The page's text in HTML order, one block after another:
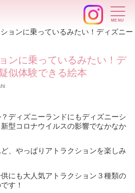
ョンに乗っているみたい！ディズニー
ンに乗っているみたい！デ
似体験できる絵本
ディズニーランドにもディズニーシ
型コロナウイルスの影響でなかなか
、やっぱりアトラクションを楽しみ
にも大人気アトラクション３種類の
す！